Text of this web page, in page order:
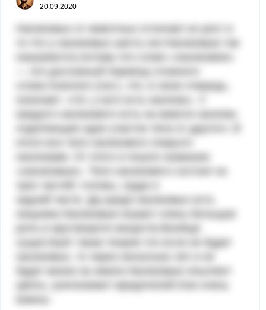
20.09.2020
Насекомых от животных отличает их рост и
слова insectum (лат.), что, в свою очередь,
отделяющие один участок тела от другого. В
трех частей: головы, груди и
задней части. Да,среди насекомых есть
хищники.Насекомые играют очень большую
существует такая теория что если не будет